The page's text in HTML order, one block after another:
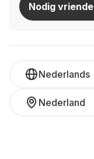
Nodig
Nederlands
Nederland